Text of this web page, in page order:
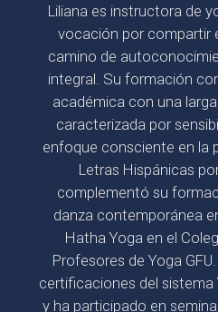
Liliana es instructora de
vocación por compartir
camino de
integral. Su formación
académica con una
caracterizada por
enfoque consciente en la
Letras Hispánicas
complementó su
danza contemporánea
Hatha Yoga en el
Profesores de Yoga
certificaciones del sistema
y ha participado en